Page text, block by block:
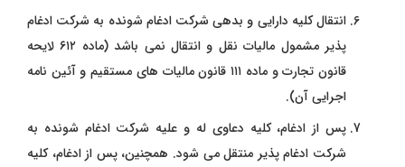
انتقال کلیه دارایی و بدهی شرکت ادغام شونده به شرکت ادغام
پذیر مشمول مالیات نقل و انتقال نمی ‌باشد (ماده ۶۱۲ لایحه
قانون تجارت و ماده ۱۱۱ قانون مالیات‌ های مستقیم و آئین ‌نامه
اجرایی آن).
پس از ادغام، کلیه دعاوی له و علیه شرکت ادغام شونده به
شرکت ادغام پذیر منتقل می ‌شود. همچنین، پس از ادغام، کلیه